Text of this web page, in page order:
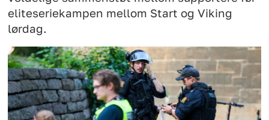
eliteseriekampen mellom Start og Viking
lørdag.